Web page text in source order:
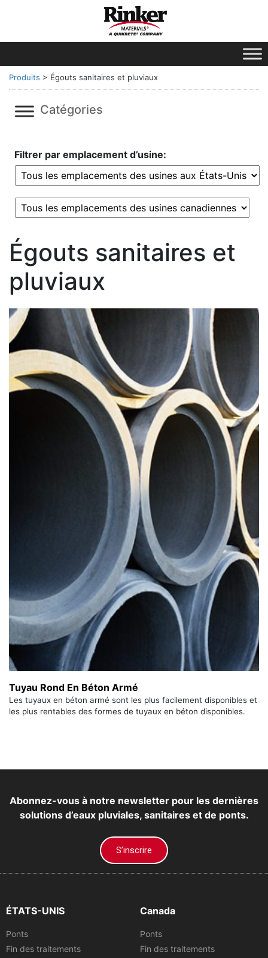
Produits > Égouts sanitaires et pluviaux
Catégories
Filtrer par emplacement d’usine:
Égouts sanitaires et
pluviaux
Tuyau Rond En Béton Armé
Les tuyaux en béton armé sont les plus facilement disponibles et
les plus rentables des formes de tuyaux en béton disponibles.
Abonnez-vous à notre newsletter pour les dernières
solutions d’eaux pluviales, sanitaires et de ponts.
S’inscrire
ÉTATS-UNIS
Ponts
Fin des traitements
Canada
Ponts
Fin des traitements